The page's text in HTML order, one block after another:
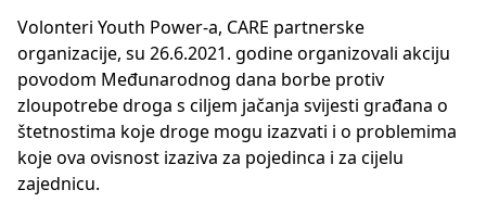
Volonteri Youth Power-a, CARE partnerske
organizacije, su 26.6.2021. godine organizovali akciju
povodom Međunarodnog dana borbe protiv
zloupotrebe droga s ciljem jačanja svijesti građana o
štetnostima koje droge mogu izazvati i o problemima
koje ova ovisnost izaziva za pojedinca i za cijelu
zajednicu.